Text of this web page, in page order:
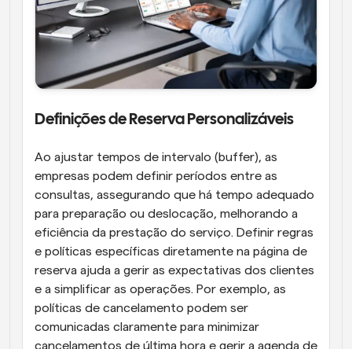
Definições de Reserva Personalizáveis
Ao ajustar tempos de intervalo (buffer), as
empresas podem definir períodos entre as
consultas, assegurando que há tempo adequado
para preparação ou deslocação, melhorando a
eficiência da prestação do serviço. Definir regras
e políticas específicas diretamente na página de
reserva ajuda a gerir as expectativas dos clientes
e a simplificar as operações. Por exemplo, as
políticas de cancelamento podem ser
comunicadas claramente para minimizar
cancelamentos de última hora e gerir a agenda de